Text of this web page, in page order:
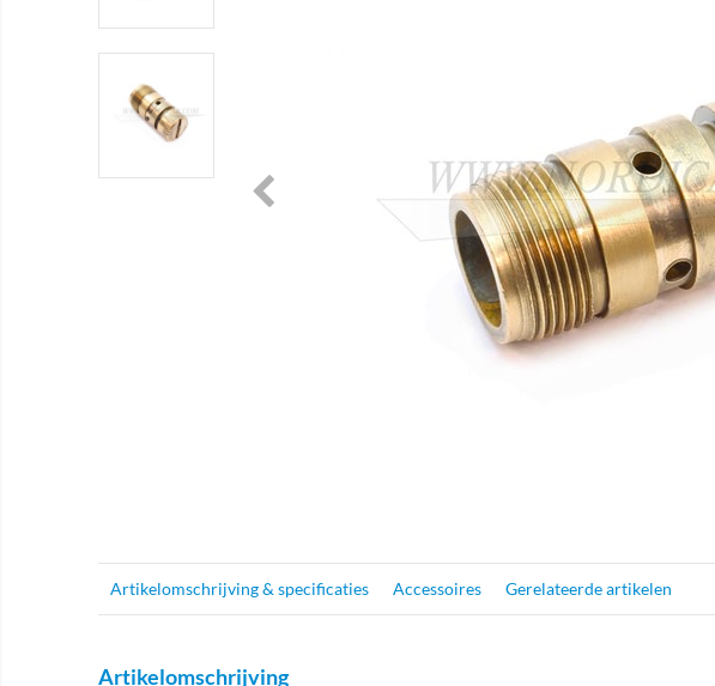
Artikelomschrijving & specificaties Accessoires Gerelateerde artikelen
Artikelomschrijving